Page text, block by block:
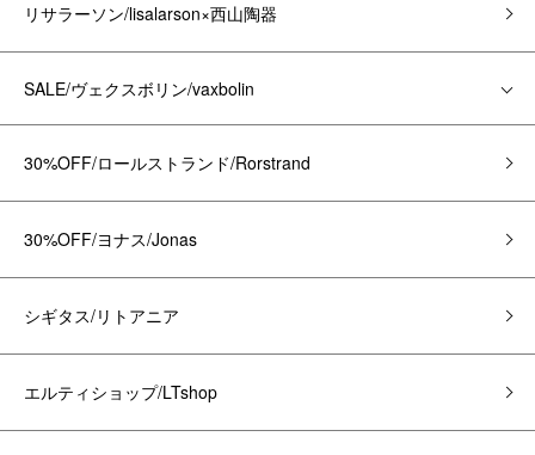
リサラーソン/lisalarson×西山陶器
SALE/ヴェクスボリン/vaxbolin
30%OFF/ロールストランド/Rorstrand
30%OFF/ヨナス/Jonas
シギタス/リトアニア
エルティショップ/LTshop